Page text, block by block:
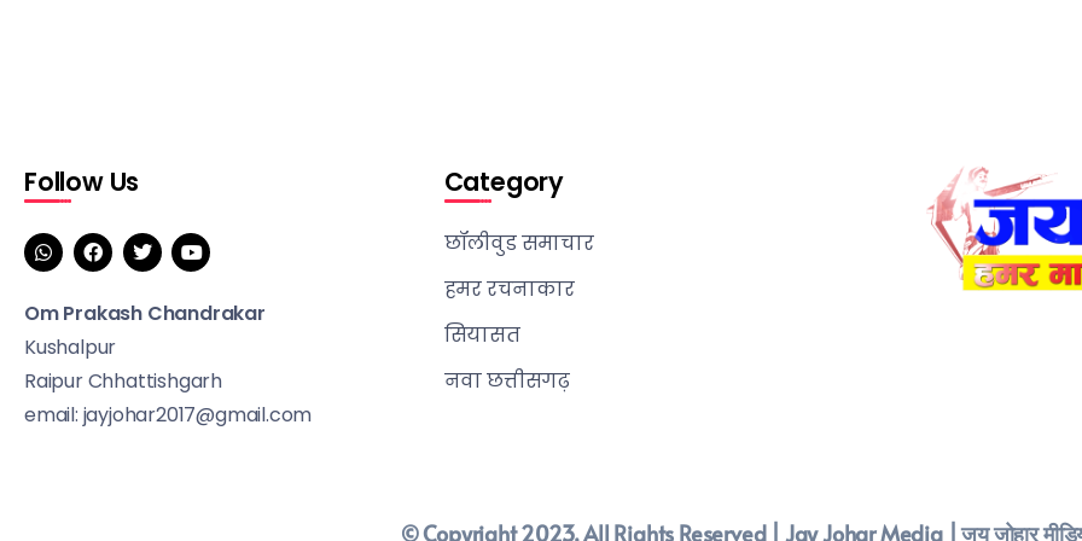
Follow Us
Om Prakash Chandrakar
Kushalpur
Raipur Chhattishgarh
email: jayjohar2017@gmail.com
Category
छॉलीवुड समाचार
हमर रचनाकार
सियासत
नवा छत्तीसगढ़
© Copyright 2023, All Rights Reserved | Jay Johar Media | जय जोहार